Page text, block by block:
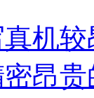
机
昂